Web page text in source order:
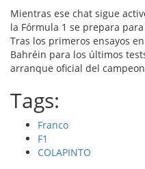
Mientras ese chat sigue
la Fórmula 1 se prepara
Tras los primeros ensayos
Bahréin para los últimos
arranque oficial del
Tags:
Franco
F1
COLAPINTO